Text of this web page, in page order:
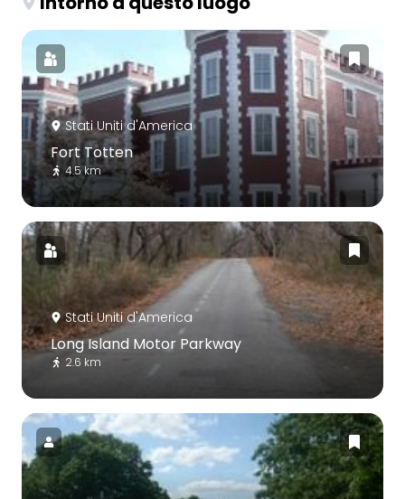
Stati Uniti d'America
Fort Totten
4.5 km
Stati Uniti d'America
Long Island Motor Parkway
2.6 km